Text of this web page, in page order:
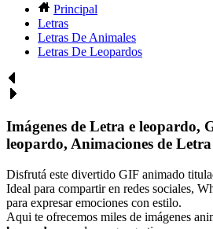
Principal
Letras
Letras De Animales
Letras De Leopardos
Imágenes de Letra e leopardo,
leopardo, Animaciones de
Disfrutá este divertido GIF animado
Ideal para compartir en redes sociales,
para expresar emociones con estilo.
Aqui te ofrecemos miles de imágenes